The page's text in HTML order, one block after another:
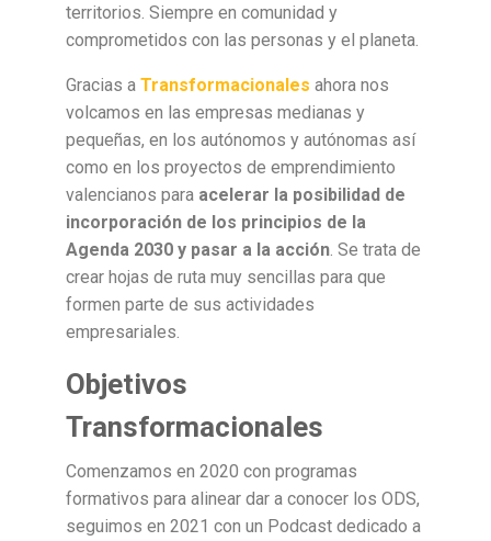
territorios. Siempre en comunidad y
comprometidos con las personas y el planeta.
Gracias a Transformacionales ahora nos
volcamos en las empresas medianas y
pequeñas, en los autónomos y autónomas así
como en los proyectos de emprendimiento
valencianos para acelerar la posibilidad de
incorporación de los principios de la
Agenda 2030 y pasar a la acción. Se trata de
crear hojas de ruta muy sencillas para que
formen parte de sus actividades
empresariales.
Objetivos
Transformacionales
Comenzamos en 2020 con programas
formativos para alinear dar a conocer los ODS,
seguimos en 2021 con un Podcast dedicado a